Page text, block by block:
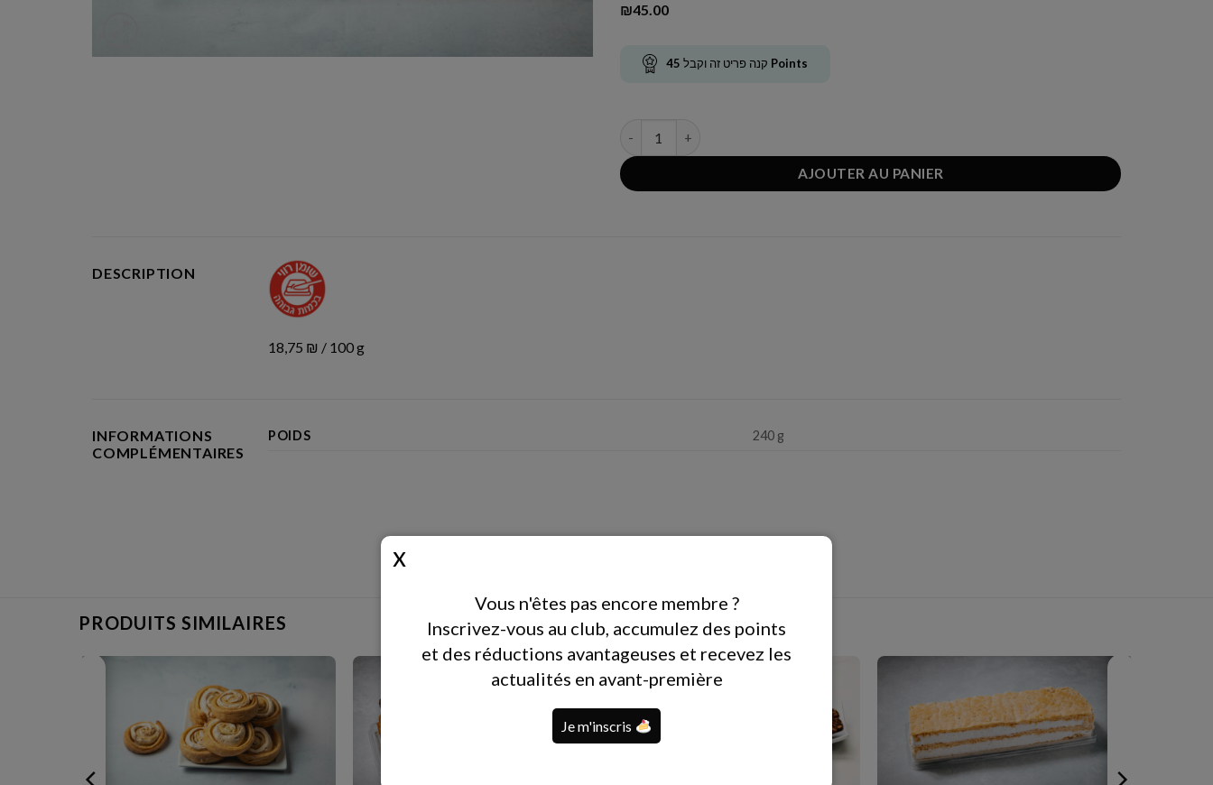
₪45.00
קנה פריט זה וקבל 45 Points
AJOUTER AU PANIER
DESCRIPTION
18,75 ₪ / 100 g
INFORMATIONS
COMPLÉMENTAIRES
POIDS 240 g
PRODUITS SIMILAIRES
Vous n'êtes pas encore membre ?
Inscrivez-vous au club, accumulez des points
et des réductions avantageuses et recevez les
actualités en avant-première
Je m'inscris